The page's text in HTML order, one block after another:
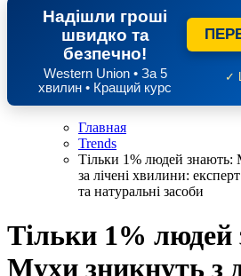
Надішли гроші
швидко та
безпечно!
Western Union • За 5
хвилин • Кращий курс
✓
Главная
Trends
Тільки 1% людей знають:
за лічені хвилини:
та натуральні засоби
Тільки 1% людей
Мухи зникнуть з